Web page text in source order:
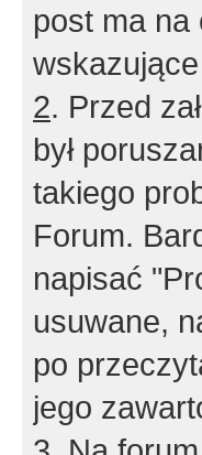
post ma na
2. Przed
był
takiego
Forum.
napisać
usuwane,
po
jego